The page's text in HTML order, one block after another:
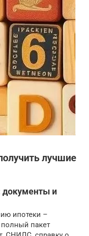
лучшие
документы и
ипотеки –
полный пакет